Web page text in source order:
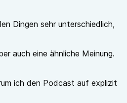
Dingen sehr unterschiedlich,
auch eine ähnliche Meinung.
ich den Podcast auf explizit